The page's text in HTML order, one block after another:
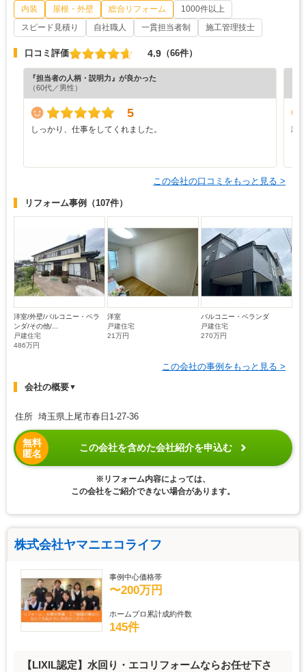
内装 屋根・外壁 総合リフォーム
1000件以上
スピード見積り
自社職人 一貫担当者制 施工管理技士
口コミ評価 4.9 （66件）
『担当者の人柄・説明力』が良かった
（60代／男性）
5
しっかり、仕事をしてくれました。 親
この会社の口コミをもっと見る >
リフォーム事例 （107件）
洋室/外壁/バルコニー・ベラ
ンダ/その他/...
戸建住宅
486万円
洋室
戸建住宅
21万円
バルコニー・ベランダ
戸建住宅
270万円
この会社の事例をもっと見る >
会社の概要▼
住所 埼玉県上尾市春日1-27-36
無料
匿名
この会社を含めた会社紹介を申込む
※リフォーム内容によっては、
この会社をご紹介できない場合があります。
株式会社ヤマニエコライフ
事例中心価格帯
〜200万円
ホームプロ累計成約件数
145件
【LIXIL認定】水回り・エコリフォームならお任せ下さ